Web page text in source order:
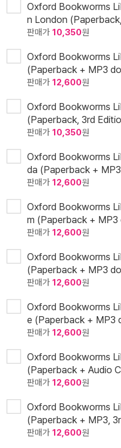
Oxford Bookworms
n London
판매가 10,350원
Oxford Bookworms
(Paperback + MP3
판매가 12,600원
Oxford Bookworms
(Paperback, 3rd
판매가 10,350원
Oxford Bookworms
da (Paperback +
판매가 12,600원
Oxford Bookworms
m (Paperback +
판매가 12,600원
Oxford Bookworms
(Paperback + MP3
판매가 12,600원
Oxford Bookworms
e (Paperback + MP3
판매가 12,600원
Oxford Bookworms
(Paperback + Audio
판매가 12,600원
Oxford Bookworms
(Paperback + MP3,
판매가 12,600원